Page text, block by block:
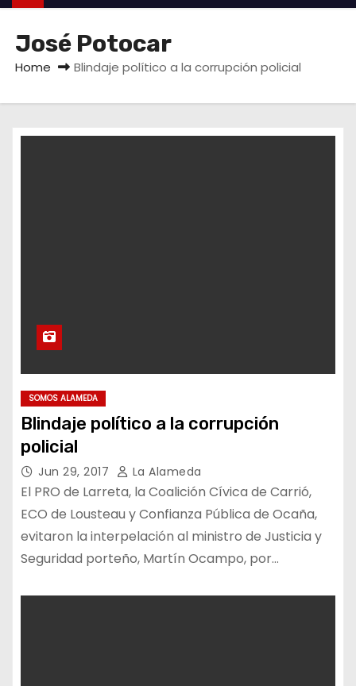
José Potocar
Home Blindaje político a la corrupción policial
SOMOS ALAMEDA
Blindaje político a la corrupción
policial
Jun 29, 2017 La Alameda
El PRO de Larreta, la Coalición Cívica de Carrió,
ECO de Lousteau y Confianza Pública de Ocaña,
evitaron la interpelación al ministro de Justicia y
Seguridad porteño, Martín Ocampo, por…